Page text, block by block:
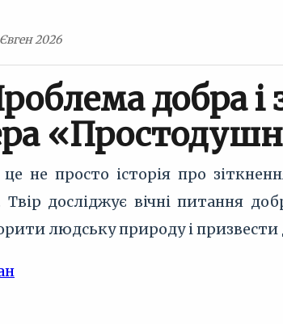
2026
добра і
не просто історія про
досліджує вічні питання
людську природу і призвести